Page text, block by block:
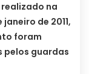
na
de 2011,
foram
pelos guardas